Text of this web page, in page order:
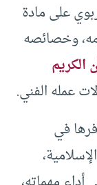
على مادة
وخصائصه
الكريم
عمله الفني.
في